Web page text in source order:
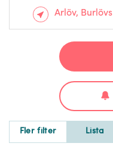
Fler filter Lista